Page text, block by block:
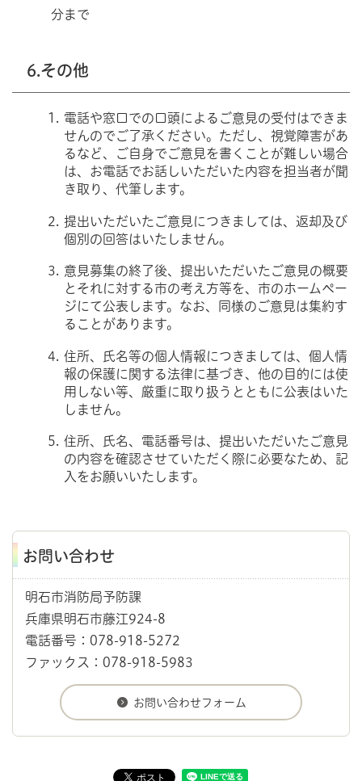
分まで
6.その他
電話や窓口での口頭によるご意見の受付はできま
せんのでご了承ください。ただし、視覚障害があ
るなど、ご自身でご意見を書くことが難しい場合
は、お電話でお話しいただいた内容を担当者が聞
き取り、代筆します。
提出いただいたご意見につきましては、返却及び
個別の回答はいたしません。
意見募集の終了後、提出いただいたご意見の概要
とそれに対する市の考え方等を、市のホームペー
ジにて公表します。なお、同様のご意見は集約す
ることがあります。
住所、氏名等の個人情報につきましては、個人情
報の保護に関する法律に基づき、他の目的には使
用しない等、厳重に取り扱うとともに公表はいた
しません。
住所、氏名、電話番号は、提出いただいたご意見
の内容を確認させていただく際に必要なため、記
入をお願いいたします。
お問い合わせ
明石市消防局予防課
兵庫県明石市藤江924-8
電話番号：078-918-5272
ファックス：078-918-5983